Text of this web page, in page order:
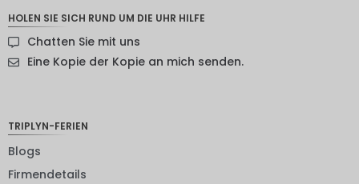
NZD
HOLEN SIE SICH RUND UM DIE UHR HILFE
Chatten Sie mit uns
Eine Kopie der Kopie an mich senden.
TRIPLYN-FERIEN
Blogs
Firmendetails